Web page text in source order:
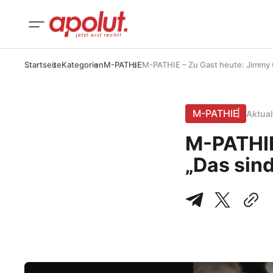
StartseiteKategorienM-PATHIEM-PATHIE – Zu Gast heute:
M-PATHIE
M-
„Das